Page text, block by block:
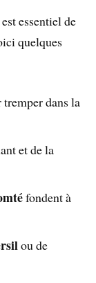
essentiel de
quelques
dans la
et de la
fondent à
ou de